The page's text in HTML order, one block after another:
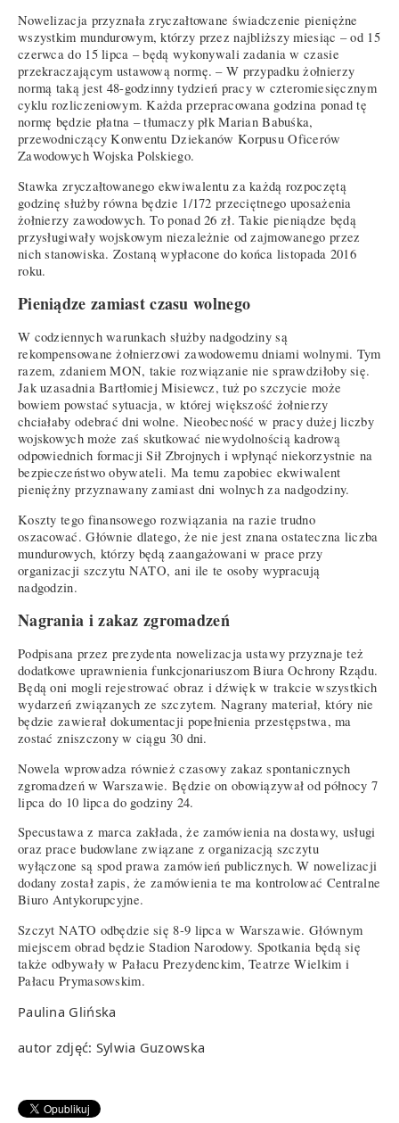
Nowelizacja przyznała zryczałtowane świadczenie pieniężne
wszystkim mundurowym, którzy przez najbliższy miesiąc – od 15
czerwca do 15 lipca – będą wykonywali zadania w czasie
przekraczającym ustawową normę. – W przypadku żołnierzy
normą taką jest 48-godzinny tydzień pracy w czteromiesięcznym
cyklu rozliczeniowym. Każda przepracowana godzina ponad tę
normę będzie płatna – tłumaczy płk Marian Babuśka,
przewodniczący Konwentu Dziekanów Korpusu Oficerów
Zawodowych Wojska Polskiego.
Stawka zryczałtowanego ekwiwalentu za każdą rozpoczętą
godzinę służby równa będzie 1/172 przeciętnego uposażenia
żołnierzy zawodowych. To ponad 26 zł. Takie pieniądze będą
przysługiwały wojskowym niezależnie od zajmowanego przez
nich stanowiska. Zostaną wypłacone do końca listopada 2016
roku.
Pieniądze zamiast czasu wolnego
W codziennych warunkach służby nadgodziny są
rekompensowane żołnierzowi zawodowemu dniami wolnymi. Tym
razem, zdaniem MON, takie rozwiązanie nie sprawdziłoby się.
Jak uzasadnia Bartłomiej Misiewcz, tuż po szczycie może
bowiem powstać sytuacja, w której większość żołnierzy
chciałaby odebrać dni wolne. Nieobecność w pracy dużej liczby
wojskowych może zaś skutkować niewydolnością kadrową
odpowiednich formacji Sił Zbrojnych i wpłynąć niekorzystnie na
bezpieczeństwo obywateli. Ma temu zapobiec ekwiwalent
pieniężny przyznawany zamiast dni wolnych za nadgodziny.
Koszty tego finansowego rozwiązania na razie trudno
oszacować. Głównie dlatego, że nie jest znana ostateczna liczba
mundurowych, którzy będą zaangażowani w prace przy
organizacji szczytu NATO, ani ile te osoby wypracują
nadgodzin.
Nagrania i zakaz zgromadzeń
Podpisana przez prezydenta nowelizacja ustawy przyznaje też
dodatkowe uprawnienia funkcjonariuszom Biura Ochrony Rządu.
Będą oni mogli rejestrować obraz i dźwięk w trakcie wszystkich
wydarzeń związanych ze szczytem. Nagrany materiał, który nie
będzie zawierał dokumentacji popełnienia przestępstwa, ma
zostać zniszczony w ciągu 30 dni.
Nowela wprowadza również czasowy zakaz spontanicznych
zgromadzeń w Warszawie. Będzie on obowiązywał od północy 7
lipca do 10 lipca do godziny 24.
Specustawa z marca zakłada, że zamówienia na dostawy, usługi
oraz prace budowlane związane z organizacją szczytu
wyłączone są spod prawa zamówień publicznych. W nowelizacji
dodany został zapis, że zamówienia te ma kontrolować Centralne
Biuro Antykorupcyjne.
Szczyt NATO odbędzie się 8-9 lipca w Warszawie. Głównym
miejscem obrad będzie Stadion Narodowy. Spotkania będą się
także odbywały w Pałacu Prezydenckim, Teatrze Wielkim i
Pałacu Prymasowskim.
Paulina Glińska
autor zdjęć: Sylwia Guzowska